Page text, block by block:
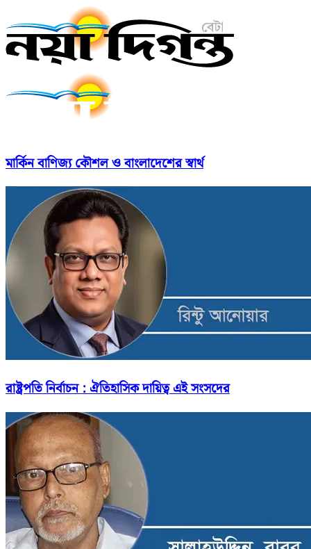
মার্কিন বাণিজ্য কৌশল ও বাংলাদেশের স্বার্থ
রাষ্ট্রপতি নির্বাচন : ঐতিহাসিক দায়িত্ব এই সংসদের